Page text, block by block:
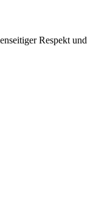
Respekt und